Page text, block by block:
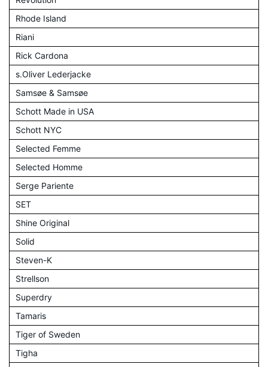
Rhode Island
Riani
Rick Cardona
s.Oliver Lederjacke
Samsøe & Samsøe
Schott Made in USA
Schott NYC
Selected Femme
Selected Homme
Serge Pariente
SET
Shine Original
Solid
Steven-K
Strellson
Superdry
Tamaris
Tiger of Sweden
Tigha